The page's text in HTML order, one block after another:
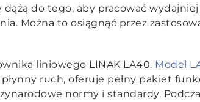
do tego, aby pracować
Można to osiągnąć przez
liniowego LINAK LA40. Model
ruch, oferuje pełny pakiet
normy i standardy.